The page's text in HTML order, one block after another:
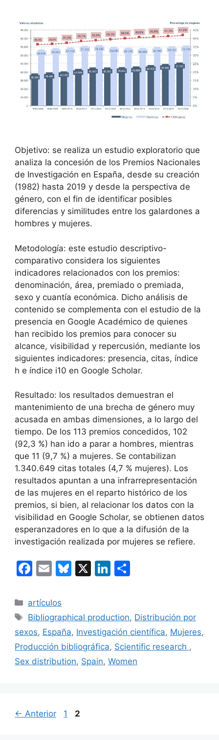
Objetivo: se realiza un estudio exploratorio que
analiza la concesión de los Premios Nacionales
de Investigación en España, desde su creación
(1982) hasta 2019 y desde la perspectiva de
género, con el fin de identificar posibles
diferencias y similitudes entre los galardones a
hombres y mujeres.
Metodología: este estudio descriptivo-
comparativo considera los siguientes
indicadores relacionados con los premios:
denominación, área, premiado o premiada,
sexo y cuantía económica. Dicho análisis de
contenido se complementa con el estudio de la
presencia en Google Académico de quienes
han recibido los premios para conocer su
alcance, visibilidad y repercusión, mediante los
siguientes indicadores: presencia, citas, índice
h e índice i10 en Google Scholar.
Resultado: los resultados demuestran el
mantenimiento de una brecha de género muy
acusada en ambas dimensiones, a lo largo del
tiempo. De los 113 premios concedidos, 102
(92,3 %) han ido a parar a hombres, mientras
que 11 (9,7 %) a mujeres. Se contabilizan
1.340.649 citas totales (4,7 % mujeres). Los
resultados apuntan a una infrarrepresentación
de las mujeres en el reparto histórico de los
premios, si bien, al relacionar los datos con la
visibilidad en Google Scholar, se obtienen datos
esperanzadores en lo que a la difusión de la
investigación realizada por mujeres se refiere.
F
c
e
b
o
o
E
ai
l
Bl
s
k
y
X
Li
e
dI
n
p
ar
tir
Categorías
artículos
Etiquetas
Bibliographical production, Distribución por
sexos, España, Investigación científica, Mujeres,
Producción bibliográfica, Scientific research ,
Sex distribution, Spain, Women
← Anterior Página
1 Página
2